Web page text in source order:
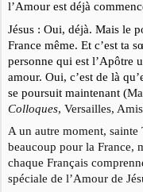
l’Amour est déjà
Jésus : Oui, déjà. Mais le
France même. Et c’est ta
personne qui est l’Apôtre
amour. Oui, c’est de là
se poursuit maintenant (
Colloques, Versailles,
A un autre moment,
beaucoup pour la France,
chaque Français
spéciale de l’Amour de